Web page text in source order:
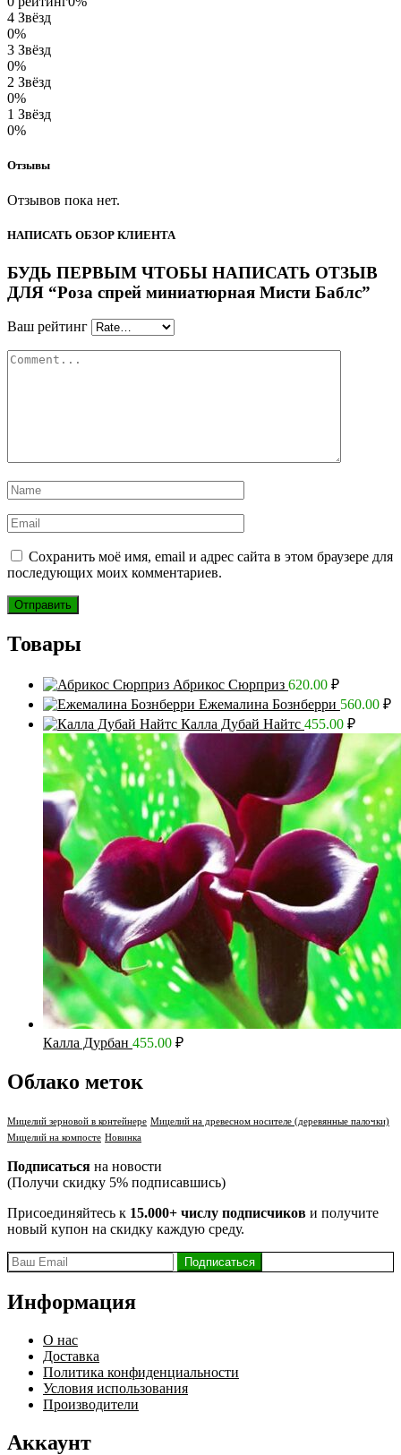
4 Звёзд
0%
3 Звёзд
0%
2 Звёзд
0%
1 Звёзд
0%
Отзывы
Отзывов пока нет.
НАПИСАТЬ ОБЗОР КЛИЕНТА
БУДЬ ПЕРВЫМ ЧТОБЫ НАПИСАТЬ ОТЗЫВ
ДЛЯ “Роза спрей миниатюрная Мисти Баблс”
Ваш рейтинг
Сохранить моё имя, email и адрес сайта в этом браузере для
последующих моих комментариев.
Товары
Абрикос Сюрприз 620.00 ₽
Ежемалина Бознберри 560.00 ₽
Калла Дубай Найтс 455.00 ₽
Калла Дурбан 455.00 ₽
Облако меток
Мицелий зерновой в контейнере Мицелий на древесном носителе (деревянные палочки)
Мицелий на компосте Новинка
Подписаться на новости
(Получи скидку 5% подписавшись)
Присоединяйтесь к 15.000+ числу подписчиков и получите
новый купон на скидку каждую среду.
Информация
О нас
Доставка
Политика конфиденциальности
Условия использования
Производители
Аккаунт